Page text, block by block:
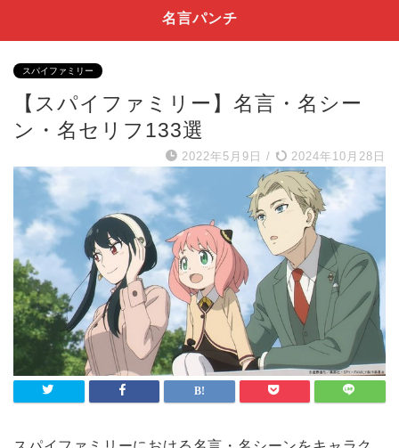
名言パンチ
スパイファミリー
【スパイファミリー】名言・名シー
ン・名セリフ133選
2022年5月9日 / 2024年10月28日